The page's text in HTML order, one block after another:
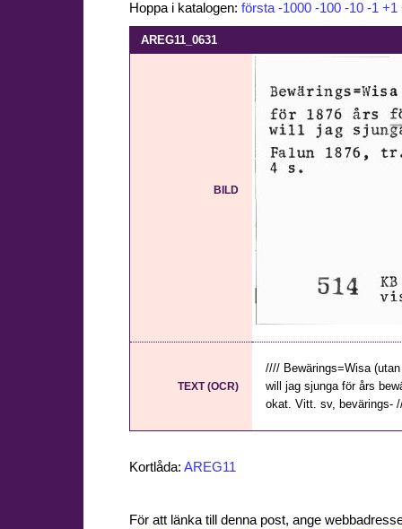
Hoppa i katalogen: första -1000 -100 -10 -1 +1
AREG11_0631
BILD
TEXT (OCR)
//// Bewärings=Wisa
will jag sjunga för års
okat. Vitt. sv, bevärings-
Kortlåda: AREG11
För att länka till denna post, ange